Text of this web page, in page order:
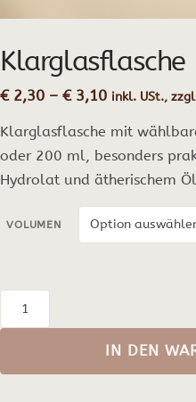
Klarglasflasche
€2,30 – €3,10Preisspanne:
bis
€ 3,10
inkl. USt.,
Klarglasflasche mit
oder 200 ml, besonders
Hydrolat und ätherischem
VOLUMEN
IN DEN